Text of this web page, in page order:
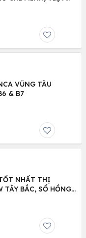
VŨNG TÀU
& B7
NHẤT THỊ
TÂY BẮC, SỔ HỒNG